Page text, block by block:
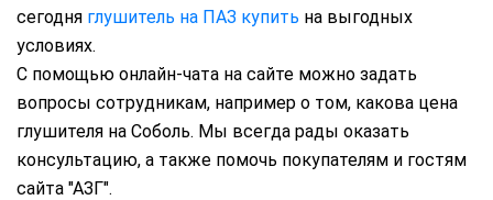
сегодня глушитель на ПАЗ купить на выгодных
условиях.
С помощью онлайн-чата на сайте можно задать
вопросы сотрудникам, например о том, какова цена
глушителя на Соболь. Мы всегда рады оказать
консультацию, а также помочь покупателям и гостям
сайта "АЗГ".